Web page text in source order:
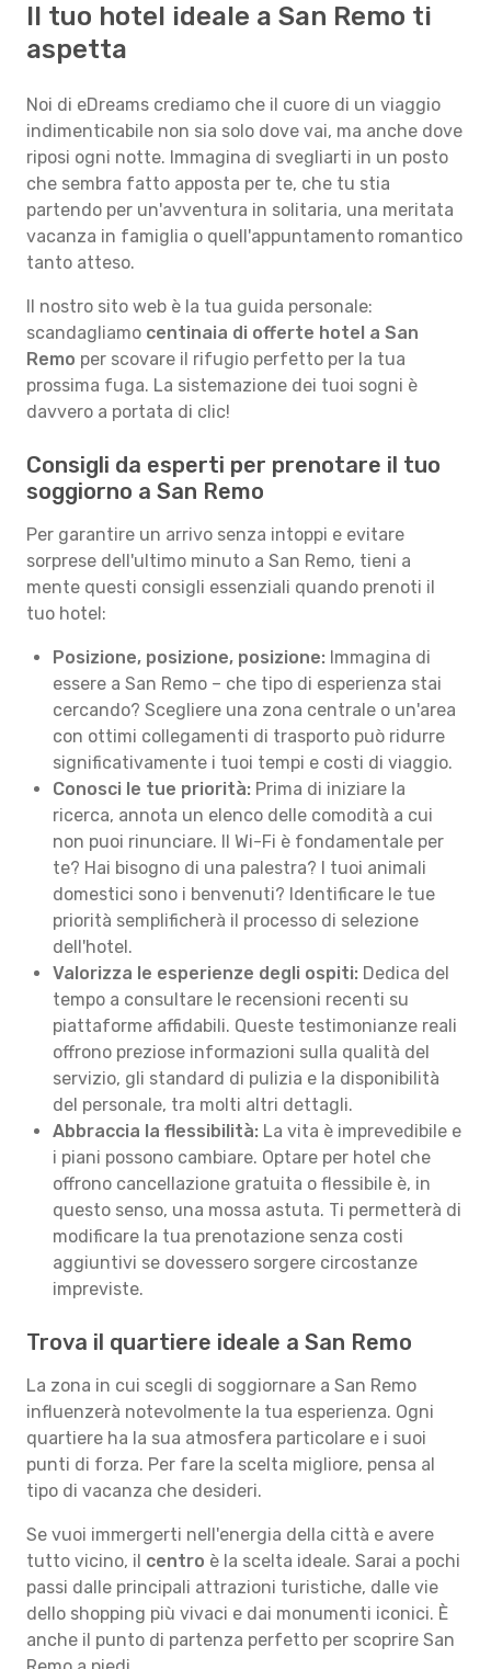
Il tuo hotel ideale a San Remo ti
aspetta
Noi di eDreams crediamo che il cuore di un viaggio
indimenticabile non sia solo dove vai, ma anche dove
riposi ogni notte. Immagina di svegliarti in un posto
che sembra fatto apposta per te, che tu stia
partendo per un'avventura in solitaria, una meritata
vacanza in famiglia o quell'appuntamento romantico
tanto atteso.
Il nostro sito web è la tua guida personale:
scandagliamo centinaia di offerte hotel a San
Remo per scovare il rifugio perfetto per la tua
prossima fuga. La sistemazione dei tuoi sogni è
davvero a portata di clic!
Consigli da esperti per prenotare il tuo
soggiorno a San Remo
Per garantire un arrivo senza intoppi e evitare
sorprese dell'ultimo minuto a San Remo, tieni a
mente questi consigli essenziali quando prenoti il
tuo hotel:
Posizione, posizione, posizione: Immagina di
essere a San Remo – che tipo di esperienza stai
cercando? Scegliere una zona centrale o un'area
con ottimi collegamenti di trasporto può ridurre
significativamente i tuoi tempi e costi di viaggio.
Conosci le tue priorità: Prima di iniziare la
ricerca, annota un elenco delle comodità a cui
non puoi rinunciare. Il Wi-Fi è fondamentale per
te? Hai bisogno di una palestra? I tuoi animali
domestici sono i benvenuti? Identificare le tue
priorità semplificherà il processo di selezione
dell'hotel.
Valorizza le esperienze degli ospiti: Dedica del
tempo a consultare le recensioni recenti su
piattaforme affidabili. Queste testimonianze reali
offrono preziose informazioni sulla qualità del
servizio, gli standard di pulizia e la disponibilità
del personale, tra molti altri dettagli.
Abbraccia la flessibilità: La vita è imprevedibile e
i piani possono cambiare. Optare per hotel che
offrono cancellazione gratuita o flessibile è, in
questo senso, una mossa astuta. Ti permetterà di
modificare la tua prenotazione senza costi
aggiuntivi se dovessero sorgere circostanze
impreviste.
Trova il quartiere ideale a San Remo
La zona in cui scegli di soggiornare a San Remo
influenzerà notevolmente la tua esperienza. Ogni
quartiere ha la sua atmosfera particolare e i suoi
punti di forza. Per fare la scelta migliore, pensa al
tipo di vacanza che desideri.
Se vuoi immergerti nell'energia della città e avere
tutto vicino, il centro è la scelta ideale. Sarai a pochi
passi dalle principali attrazioni turistiche, dalle vie
dello shopping più vivaci e dai monumenti iconici. È
anche il punto di partenza perfetto per scoprire San